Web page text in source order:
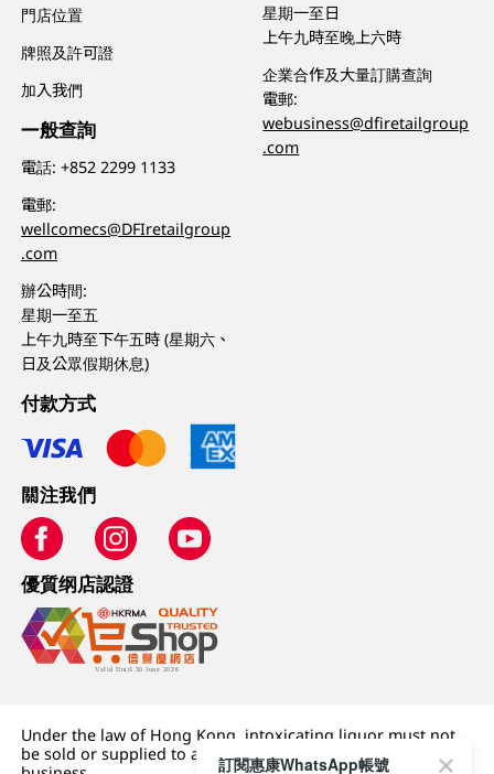
門店位置
牌照及許可證
加入我們
一般查詢
電話:+852 2299 1133
電郵:
wellcomecs@DFIretailgroup
.com
辦公時間:
星期一至五
上午九時至下午五時 (星期六、
日及公眾假期休息)
星期一至日
上午九時至晚上六時
企業合作及大量訂購查詢
電郵:
webusiness@dfiretailgroup
.com
付款方式
關注我們
優質纲店認證
Under the law of Hong Kong, intoxicating liquor must not
be sold or supplied to a minor (under 18) in the course of
訂閱惠康WhatsApp帳號